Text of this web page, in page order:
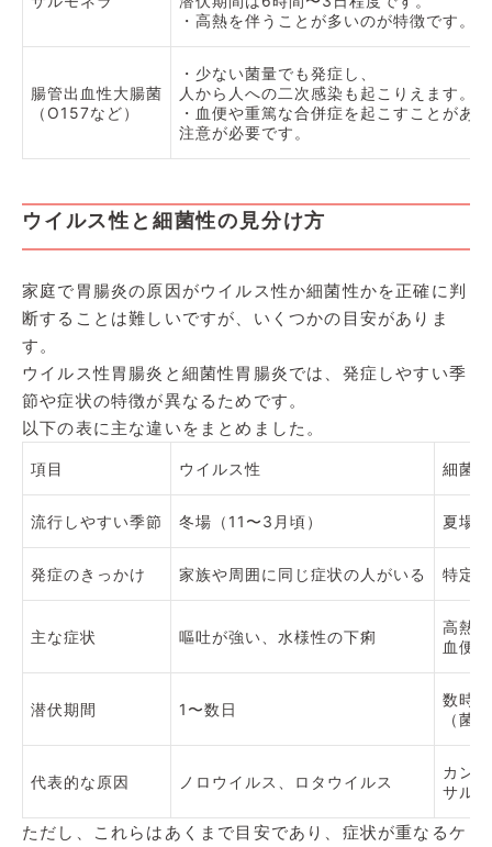
・高熱を伴うことが多いのが特徴です。
腸管出血性大腸菌
（O157など）
・少ない菌量でも発症し、
人から人への二次感染も起こりえます。
・血便や重篤な合併症を起こすことがあ
注意が必要です。
ウイルス性と細菌性の見分け方
家庭で胃腸炎の原因がウイルス性か細菌性かを正確に判
断することは難しいですが、いくつかの目安がありま
す。
ウイルス性胃腸炎と細菌性胃腸炎では、発症しやすい季
節や症状の特徴が異なるためです。
以下の表に主な違いをまとめました。
項目 ウイルス性 細菌性
流行しやすい季節 冬場（11〜3月頃） 夏場
発症のきっかけ 家族や周囲に同じ症状の人がいる 特定
主な症状 嘔吐が強い、水様性の下痢
高熱
血便
潜伏期間 1〜数日
数時
（菌
代表的な原因 ノロウイルス、ロタウイルス
カン
サル
ただし、これらはあくまで目安であり、症状が重なるケ